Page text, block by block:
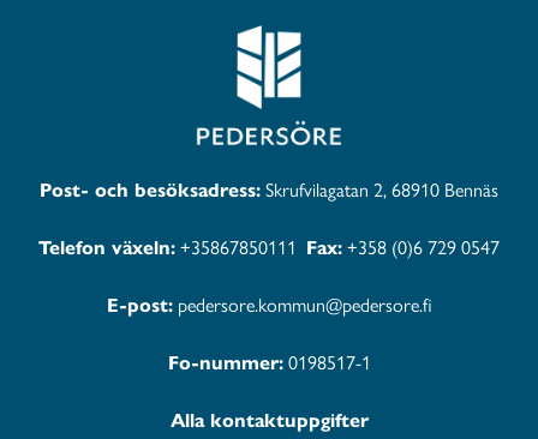
Post- och besöksadress:Skrufvilagatan 2, 68910 Bennäs
Telefon växeln:+35867850111 Fax:+358 (0)6 729 0547
E-post:pedersore.kommun@pedersore.fi
Fo-nummer:0198517-1
Alla kontaktuppgifter